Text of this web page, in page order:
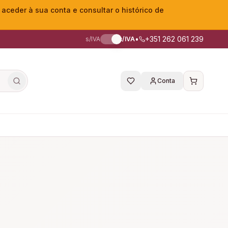
à sua conta e consultar o histórico de
s/IVA c/IVA• +351 262 061 239
Conta